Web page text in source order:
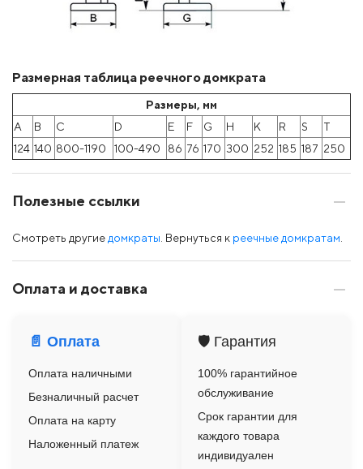
Размерная таблица реечного домкрата
Размеры, мм
A
B C D E F G H K R S
T
124 140 800-1190 100-490 86 76 170 300 252 185 187 250
Полезные ссылки
Смотреть другиедомкраты . Вернуться к реечные домкратам
Оплата и доставка
📄 Оплата
Оплата наличными
Безналичный расчет
Оплата на карту
Наложенный платеж
🛡️ Гарантия
100% гарантийное
обслуживание
Срок гарантии для
каждого товара
индивидуален